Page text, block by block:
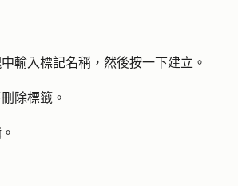
輸入標記名稱 ，然後按一下建立 。
刪除標籤。
。